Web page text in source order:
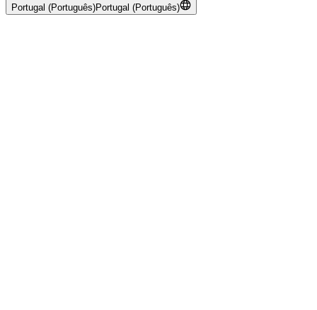
Portugal (Português)Portugal (Português)